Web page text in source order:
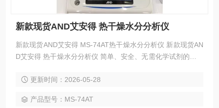
新款现货AND艾安得 热干燥水分分析仪
新款现货AND艾安得 MS-74AT热干燥水分分析仪 新款现货AN
D艾安得 热干燥水分分析仪 简单、安全、无需化学试剂的热干
MX-53AT）到经济实惠的背光液晶显示屏型号。 最佳温度搜
更新时间：2026-05-28
产品型号：MS-74AT